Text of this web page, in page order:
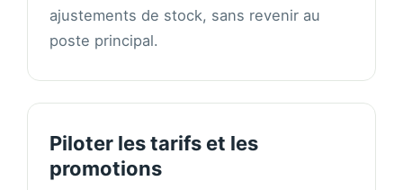
ajustements de stock, sans revenir au
poste principal.
Piloter les tarifs et les
promotions